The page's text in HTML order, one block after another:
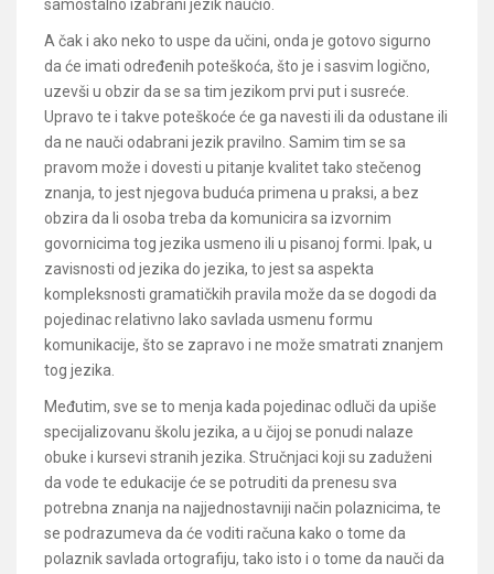
samostalno izabrani jezik naučio.
A čak i ako neko to uspe da učini, onda je gotovo sigurno
da će imati određenih poteškoća, što je i sasvim logično,
uzevši u obzir da se sa tim jezikom prvi put i susreće.
Upravo te i takve poteškoće će ga navesti ili da odustane ili
da ne nauči odabrani jezik pravilno. Samim tim se sa
pravom može i dovesti u pitanje kvalitet tako stečenog
znanja, to jest njegova buduća primena u praksi, a bez
obzira da li osoba treba da komunicira sa izvornim
govornicima tog jezika usmeno ili u pisanoj formi. Ipak, u
zavisnosti od jezika do jezika, to jest sa aspekta
kompleksnosti gramatičkih pravila može da se dogodi da
pojedinac relativno lako savlada usmenu formu
komunikacije, što se zapravo i ne može smatrati znanjem
tog jezika.
Međutim, sve se to menja kada pojedinac odluči da upiše
specijalizovanu školu jezika, a u čijoj se ponudi nalaze
obuke i kursevi stranih jezika. Stručnjaci koji su zaduženi
da vode te edukacije će se potruditi da prenesu sva
potrebna znanja na najjednostavniji način polaznicima, te
se podrazumeva da će voditi računa kako o tome da
polaznik savlada ortografiju, tako isto i o tome da nauči da